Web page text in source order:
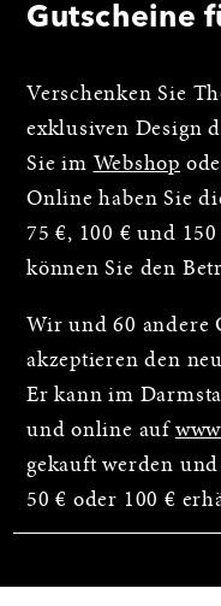
Gutscheine
Verschenken Sie
exklusiven Design
Sie im Webshop
Online haben Sie
75 €, 100 € und
können Sie den
Wir und 60 andere
akzeptieren den
Er kann im
und online auf
gekauft werden
50 € oder 100 €